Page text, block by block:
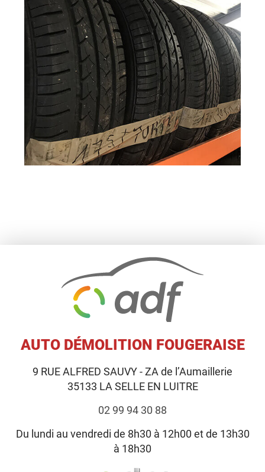
AUTO DÉMOLITION FOUGERAISE
9 RUE ALFRED SAUVY - ZA de l’Aumaillerie
35133 LA SELLE EN LUITRE
02 99 94 30 88
Du lundi au vendredi de 8h30 à 12h00 et de 13h30
à 18h30